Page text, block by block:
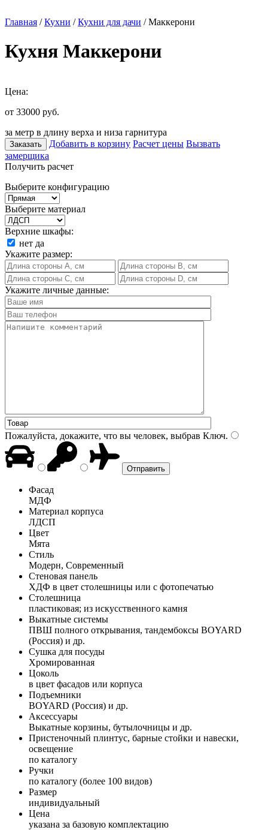
Главная /Кухни /Кухни для дачи / Маккерони
Кухня Маккерони
Цена:
от 33000 руб.
за метр в длину верха и низа гарнитура
Заказать Добавить в корзину Расчет цены Вызвать
замерщика
Получить расчет
Выберите конфигурацию
Выберите материал
Верхние шкафы:
нет да
Укажите размер:
Укажите личные данные:
Пожалуйста, докажите, что вы человек, выбрав Ключ.
Фасад
МДФ
Материал корпуса
ЛДСП
Цвет
Мята
Стиль
Модерн, Современный
Стеновая панель
ХДФ в цвет столешницы или с фотопечатью
Столешница
пластиковая; из искусственного камня
Выкатные системы
ПВШ полного открывания, тандембоксы BOYARD
(Россия) и др.
Сушка для посуды
Хромированная
Цоколь
в цвет фасадов или корпуса
Подъемники
BOYARD (Россия) и др.
Аксессуары
Выкатные корзины, бутылочницы и др.
Пристеночный плинтус, барные стойки и навески,
освещение
по каталогу
Ручки
по каталогу (более 100 видов)
Размер
индивидуальный
Цена
указана за базовую комплектацию